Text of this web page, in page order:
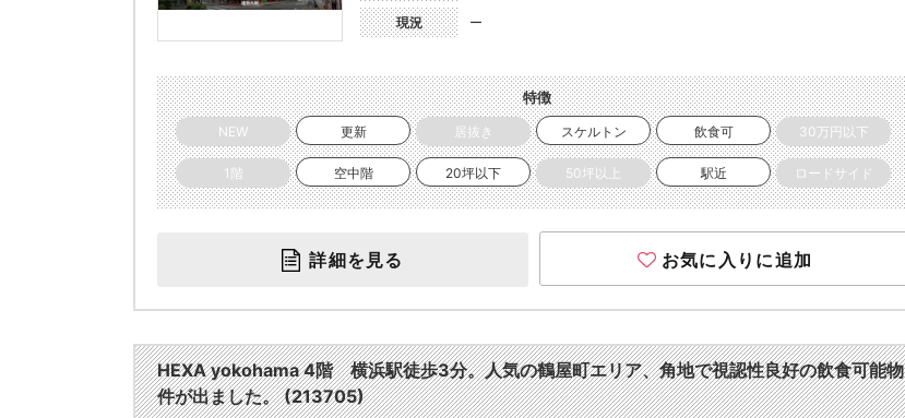
現況 ー
特徴
NEW 更新 居抜き スケルトン 飲食可 30万円以下
1階 空中階 20坪以下 50坪以上 駅近 ロードサイド
詳細を見る お気に入りに追加
HEXA yokohama 4階 横浜駅徒歩3分。人気の鶴屋町エリア、角地で視認性良好の飲食可能物
件が出ました。 (213705)